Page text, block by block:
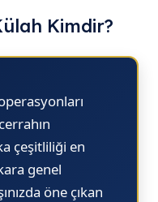
Kimdir?
çeşitliliği en
genel
öne çıkan